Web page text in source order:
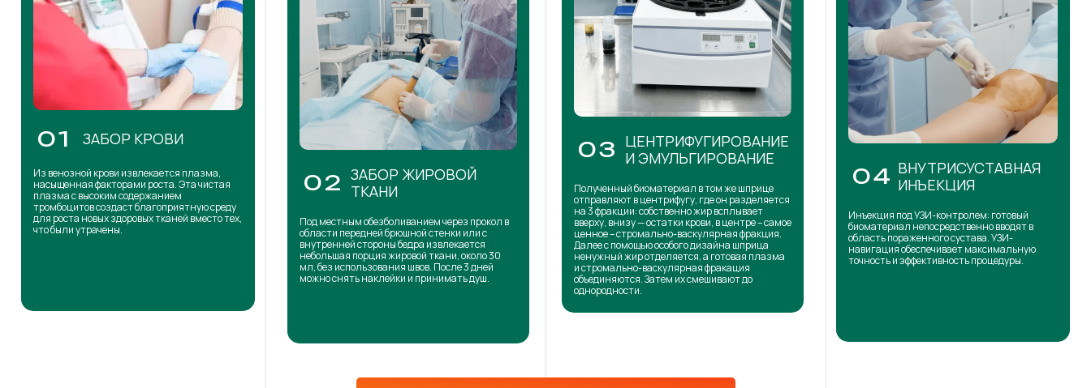
01 ЗАБОР КРОВИ
Из венозной крови извлекается плазма,
насыщенная факторами роста. Эта чистая
плазма с высоким содержанием
тромбоцитов создаст благоприятную среду
для роста новых здоровых тканей вместо тех,
что были утрачены.
02 ЗАБОР ЖИРОВОЙ
ТКАНИ
Под местным обезболиванием через прокол в
области передней брюшной стенки или с
внутренней стороны бедра извлекается
небольшая порция жировой ткани, около 30
мл, без использования швов. После 3 дней
можно снять наклейки и принимать душ.
03 ЦЕНТРИФУГИРОВАНИЕ
И ЭМУЛЬГИРОВАНИЕ
Полученный биоматериал в том же шприце
отправляют в центрифугу, где он разделяется
на 3 фракции: собственно жир всплывает
вверху, внизу — остатки крови, в центре – самое
ценное – стромально-васкулярная фракция.
Далее с помощью особого дизайна шприца
ненужный жир отделяется, а готовая плазма
и стромально-васкулярная фракация
объединяются. Затем их смешивают до
однородности.
04 ВНУТРИСУСТАВНАЯ
ИНЪЕКЦИЯ
Инъекция под УЗИ-контролем: готовый
биоматериал непосредственно вводят в
область пораженного сустава. УЗИ-
навигация обеспечивает максимальную
точность и эффективность процедуры.